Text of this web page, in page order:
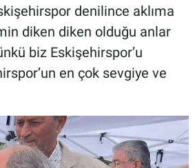
denilince aklıma
diken diken olduğu anlar
biz Eskişehirspor’u
en çok sevgiye ve